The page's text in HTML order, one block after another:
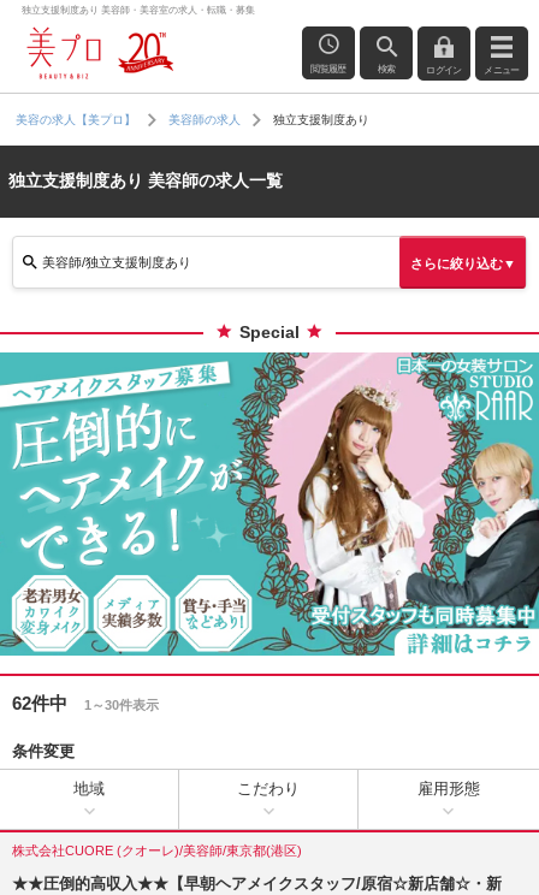
独立支援制度あり 美容師・美容室の求人・転職・募集
閲覧履歴 検索 ログイン メニュー
美容の求人【美プロ】 美容師の求人 独立支援制度あり
独立支援制度あり 美容師の求人一覧
美容師/独立支援制度あり さらに絞り込む▼
Special
62件中 1～30件表示
条件変更
地域 こだわり 雇用形態
株式会社CUORE (クオーレ)/美容師/東京都(港区)
★★圧倒的高収入★★【早朝ヘアメイクスタッフ/原宿☆新店舗☆・新